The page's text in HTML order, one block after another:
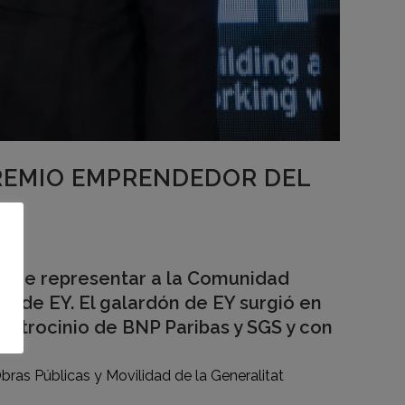
EMPRENDEDOR DEL
de representar a la Comunidad
de EY. El galardón de EY surgió en
de BNP Paribas y SGS y con
Públicas y Movilidad de la Generalitat